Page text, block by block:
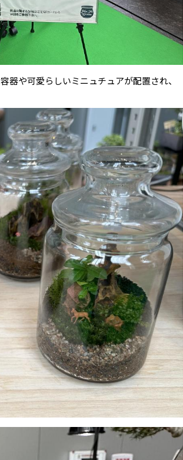
器や可愛らしいミニュチュアが配置され、